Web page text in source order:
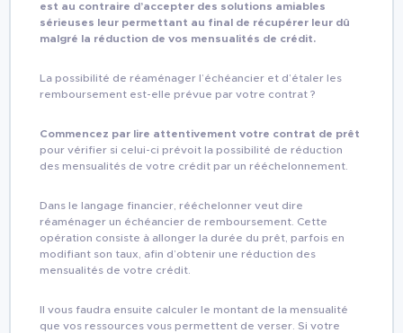
est au contraire d’accepter des solutions amiables
sérieuses leur permettant au final de récupérer leur dû
malgré la réduction de vos mensualités de crédit.
La possibilité de réaménager l’échéancier et d’étaler les
remboursement est-elle prévue par votre contrat ?
Commencez par lire attentivement votre contrat de prêt
pour vérifier si celui-ci prévoit la possibilité de réduction
des mensualités de votre crédit par un rééchelonnement.
Dans le langage financier, rééchelonner veut dire
réaménager un échéancier de remboursement. Cette
opération consiste à allonger la durée du prêt, parfois en
modifiant son taux, afin d’obtenir une réduction des
mensualités de votre crédit.
Il vous faudra ensuite calculer le montant de la mensualité
que vos ressources vous permettent de verser. Si votre